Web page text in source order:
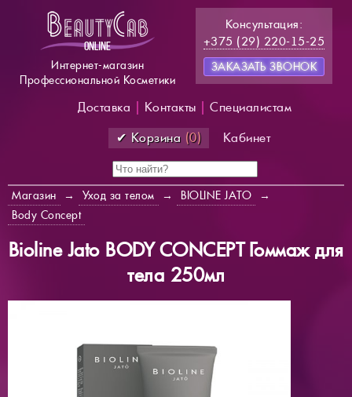
Интернет-магазин
Профессиональной Косметики
Консультация:
+375 (29) 220-15-25
ЗАКАЗАТЬ ЗВОНОК
Доставка Контакты
Специалистам
✔ Корзина (0) Кабинет
Магазин → Уход за телом → BIOLINE JATO
→
Body Concept
Bioline Jato BODY CONCEPT Гоммаж для
тела 250мл